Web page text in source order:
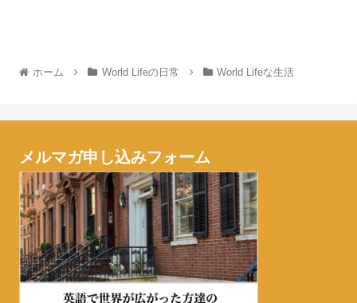
ホーム World Lifeの日常 World Lifeな生活
メルマガ申し込みフォーム